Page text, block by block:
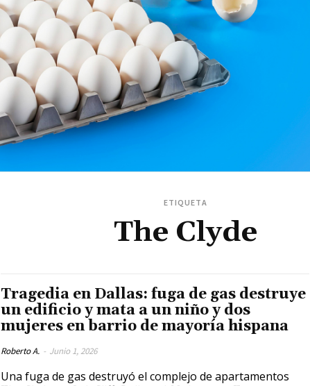
ETIQUETA
The Clyde
Tragedia en Dallas: fuga de gas destruye
un edificio y mata a un niño y dos
mujeres en barrio de mayoría hispana
Roberto A. - Junio 1, 2026
Una fuga de gas destruyó el complejo de apartamentos